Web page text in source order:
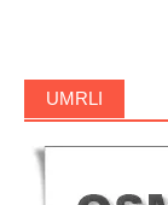
UMRLI